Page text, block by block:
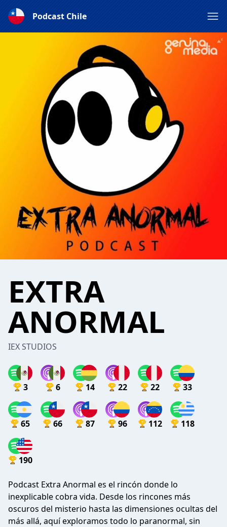
Podcast Chile
EXTRA
ANORMAL
IEX STUDIOS
3 6 14 22 22 33
65 66 87 96 112 118
190
Podcast Extra Anormal es el rincón donde lo
inexplicable cobra vida. Desde los rincones más
oscuros del misterio hasta las dimensiones ocultas del
más allá, aquí exploramos todo lo paranormal, sin